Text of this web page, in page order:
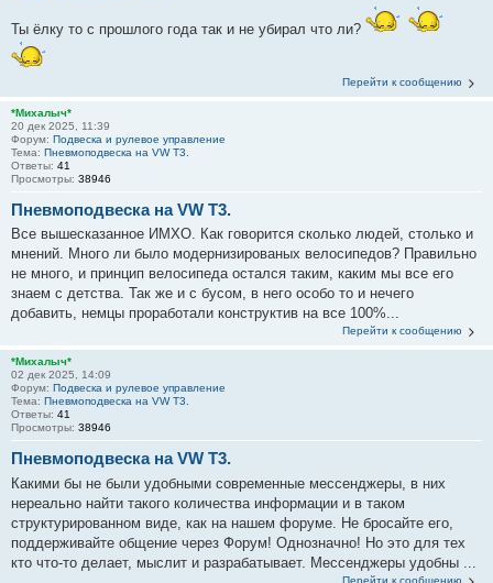
Ты ёлку то с прошлого года так и не убирал что ли?
Перейти к сообщению
*Михалыч*
20 дек 2025, 11:39
Форум: Подвеска и рулевое управление
Тема: Пневмоподвеска на VW Т3.
Ответы: 41
Просмотры: 38946
Пневмоподвеска на VW Т3.
Все вышесказанное ИМХО. Как говорится сколько людей, столько и
мнений. Много ли было модернизированых велосипедов? Правильно
не много, и принцип велосипеда остался таким, каким мы все его
знаем с детства. Так же и с бусом, в него особо то и нечего
добавить, немцы проработали конструктив на все 100%...
Перейти к сообщению
*Михалыч*
02 дек 2025, 14:09
Форум: Подвеска и рулевое управление
Тема: Пневмоподвеска на VW Т3.
Ответы: 41
Просмотры: 38946
Пневмоподвеска на VW Т3.
Какими бы не были удобными современные мессенджеры, в них
нереально найти такого количества информации и в таком
структурированном виде, как на нашем форуме. Не бросайте его,
поддерживайте общение через Форум! Однозначно! Но это для тех
кто что-то делает, мыслит и разрабатывает. Мессенджеры удобны ...
Перейти к сообщению